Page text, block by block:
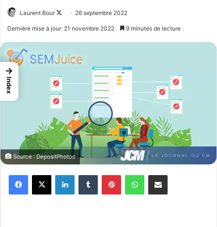
Laurent Bour
Follow26 septembre 2022
Dernière mise à jour: 21 novembre 2022 9 minutes de lecture
Source : DepositPhotos
→
Index